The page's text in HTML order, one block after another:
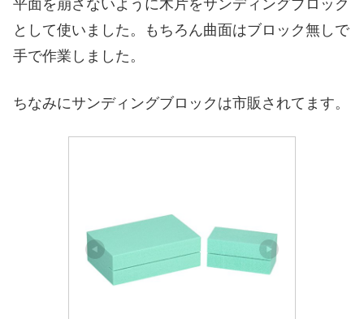
平面を崩さないように木片をサンディングブロック
として使いました。もちろん曲面はブロック無しで
手で作業しました。
ちなみにサンディングブロックは市販されてます。